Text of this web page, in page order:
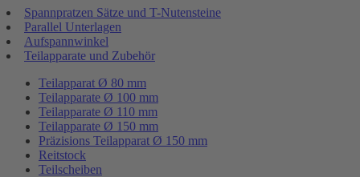
Spannpratzen Sätze und T-Nutensteine
Parallel Unterlagen
Aufspannwinkel
Teilapparate und Zubehör
Teilapparat Ø 80 mm
Teilapparate Ø 100 mm
Teilapparate Ø 110 mm
Teilapparate Ø 150 mm
Präzisions Teilapparat Ø 150 mm
Reitstock
Teilscheiben